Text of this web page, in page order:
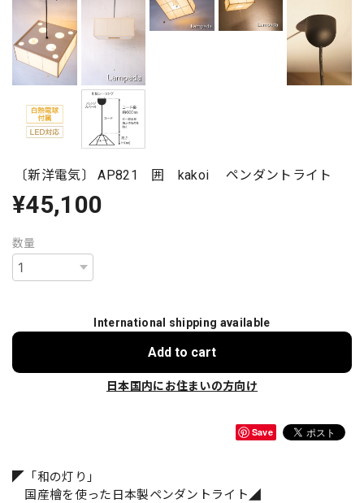
〔新洋電気〕 AP821 囲 kakoi ペンダントライト
¥45,100
数量
International shipping available
Add to cart
日本国内にお住まいの方向け
Save
◤「和の灯り」
国産檜を使った日本製ペンダントライト◢